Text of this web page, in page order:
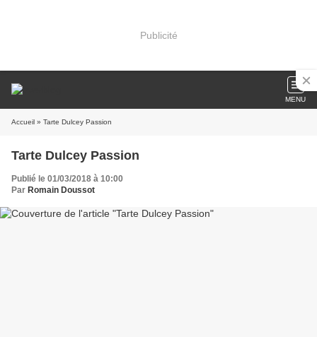
Publicité
MENU
Accueil » Tarte Dulcey Passion
Tarte Dulcey Passion
Publié le 01/03/2018 à 10:00
Par Romain Doussot